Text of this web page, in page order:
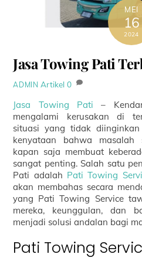
MEI
16
2024
Jasa Towing Pati
ADMIN Artikel 0
Jasa Towing Pati –
mengalami kerusakan di
situasi yang tidak
kenyataan bahwa
kapan saja membuat
sangat penting. Salah satu
Pati adalah Pati Towing
akan membahas secara
yang Pati Towing Service
mereka, keunggulan, dan
menjadi solusi andalan bagi
Pati Towing